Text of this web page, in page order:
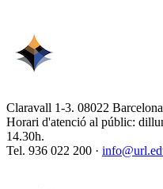
Claravall 1-3. 08022 Barcelona
Horari d'atenció al públic:
14.30h.
Tel. 936 022 200 ·